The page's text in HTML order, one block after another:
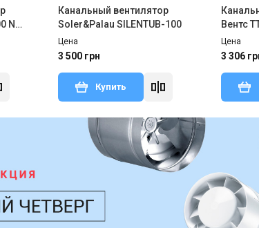
N
Канальный вентилятор
Soler&Palau SILENTUB-100
Цена
3 500 грн
Купить
Вентс
Цена
3 306